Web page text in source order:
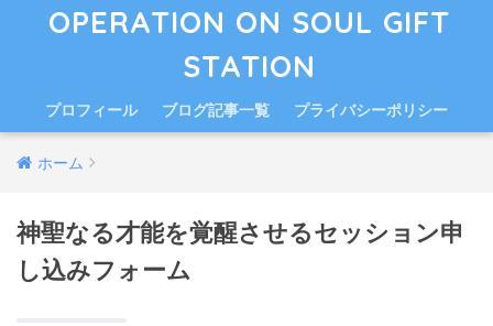
OPERATION ON SOUL GIFT
STATION
プロフィール ブログ記事一覧 プライバシーポリシー
ホーム
神聖なる才能を覚醒させるセッション申
し込みフォーム